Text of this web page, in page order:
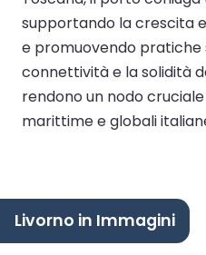
supportando la crescita
e promuovendo pratiche
connettività e la solidità
rendono un nodo
marittime e globali
Livorno in Immagini